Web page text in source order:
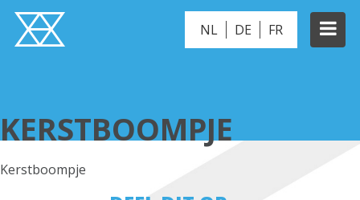
NL DE FR
KERSTBOOMPJE
Kerstboompje